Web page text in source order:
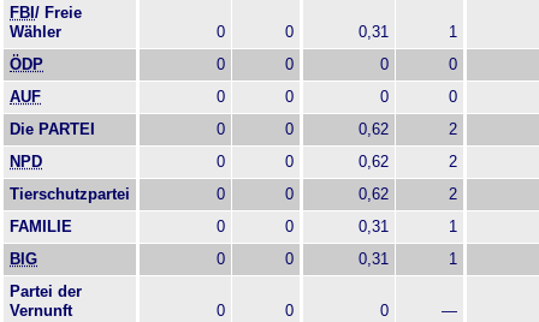
FBI / Freie
Wähler
0 0 0,31
1
ÖDP
0 0 0
0
AUF
0 0 0
0
Die PARTEI
0 0 0,62
2
NPD
0 0 0,62
2
Tierschutzpartei
0 0 0,62
2
FAMILIE
0 0 0,31
1
BIG
0 0 0,31
1
Partei der
Vernunft
0 0 0 —